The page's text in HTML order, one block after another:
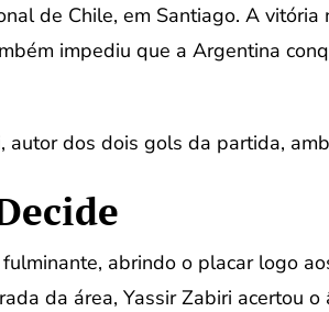
de Chile, em Santiago. A
impediu que a Argentina
dos dois gols da partida,
abrindo o placar logo
da área, Yassir Zabiri acertou